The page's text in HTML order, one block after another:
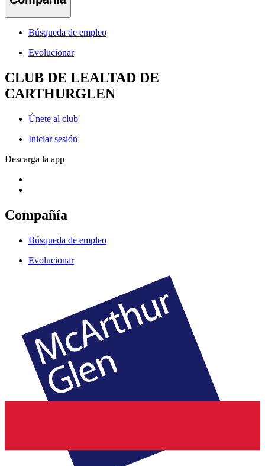
Búsqueda de empleo
Evolucionar
CLUB DE LEALTAD DE
CARTHURGLEN
Únete al club
Iniciar sesión
Descarga la app
Compañía
Búsqueda de empleo
Evolucionar